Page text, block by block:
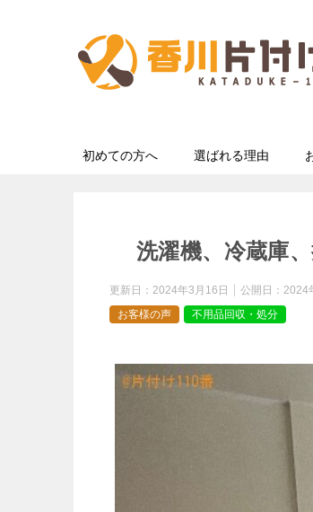
初めての方へ 選ばれる理由
洗濯機、冷蔵庫
更新日： 2024年3月16日 公開日： 2024
お客様の声
不用品回収・処分